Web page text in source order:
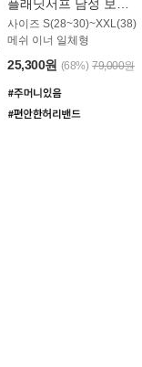
사이즈 S(28~30)~XXL(38)
메쉬 이너 일체형
25,300원 (68%) 79,000원